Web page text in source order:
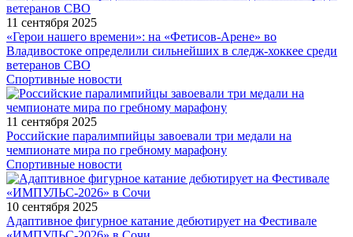
11 сентября 2025
«Герои нашего времени»: на «Фетисов-Арене» во
Владивостоке определили сильнейших в следж-хоккее среди
ветеранов СВО
Спортивные новости
11 сентября 2025
Российские паралимпийцы завоевали три медали на
чемпионате мира по гребному марафону
Спортивные новости
10 сентября 2025
Адаптивное фигурное катание дебютирует на Фестивале